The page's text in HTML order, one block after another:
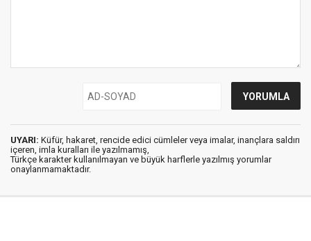
UYARI: Küfür, hakaret, rencide edici cümleler veya imalar, inançlara saldırı
içeren, imla kuralları ile yazılmamış,
Türkçe karakter kullanılmayan ve büyük harflerle yazılmış yorumlar
onaylanmamaktadır.